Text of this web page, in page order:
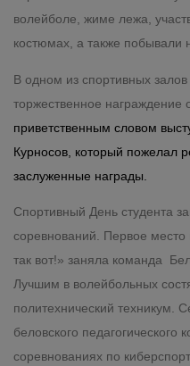
волейболе, жиме лежа,
костюмах, а также побывали
В одном из спортивных
торжественное награждение
приветственным словом
Курносов, который пожелал
заслуженные награды.
Спортивный День студента
соревнований. Первое место
так вот!» заняла команда
Лучшим в волейбольных
политехнический техникум.
беловского педагогического
соревнованиях по